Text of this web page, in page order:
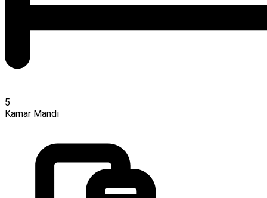
5
Kamar Mandi